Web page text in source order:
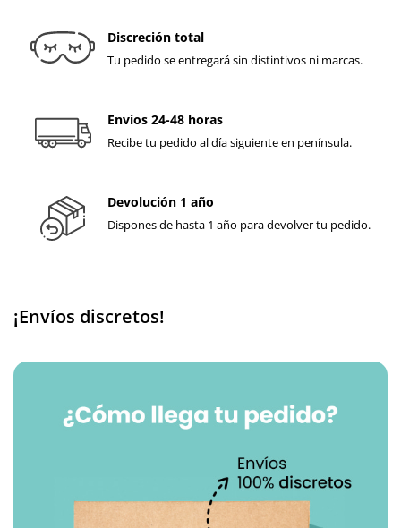
Discreción total
Tu pedido se entregará sin distintivos ni marcas.
Envíos 24-48 horas
Recibe tu pedido al día siguiente en península.
Devolución 1 año
Dispones de hasta 1 año para devolver tu pedido.
¡Envíos discretos!